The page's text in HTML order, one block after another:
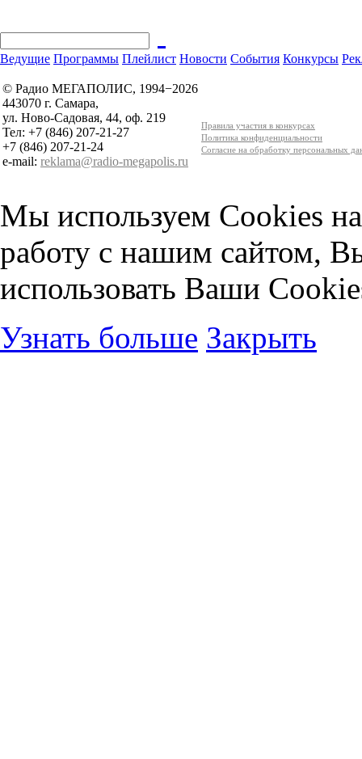
Ведущие Программы Плейлист Новости События Конкурсы
© Радио МЕГАПОЛИС, 1994−2026
443070 г. Самара,
ул. Ново-Садовая, 44, оф. 219
Тел: +7 (846) 207-21-27
+7 (846) 207-21-24
e-mail: reklama@radio-megapolis.ru
Правила участия в конкурсах
Политика конфиденциальности
Согласие на обработку персональных
Мы используем Cookies
работу с нашим сайтом,
использовать Ваши
Узнать больше Закрыть